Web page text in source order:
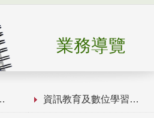
業務導覽
資訊教育及數位學習